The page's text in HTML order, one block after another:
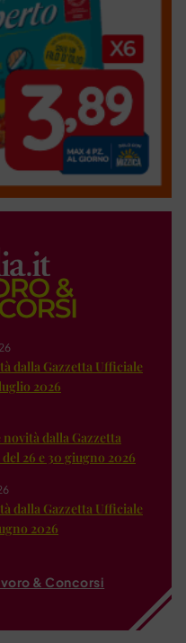
dalla Gazzetta Ufficiale
2026
dalla Gazzetta
26 e 30 giugno 2026
dalla Gazzetta Ufficiale
2026
& Concorsi